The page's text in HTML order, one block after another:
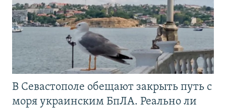
В Севастополе обещают закрыть путь с
моря украинским БпЛА. Реально ли